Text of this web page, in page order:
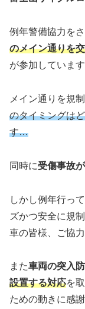
例年警備協力を
のメイン通りを
が参加しています
メイン通りを規
のタイミングは
す…
同時に受傷事故
しかし例年行っ
ズかつ安全に規
車の皆様、ご協
また車両の突入
設置する対応を
ための動きに感謝